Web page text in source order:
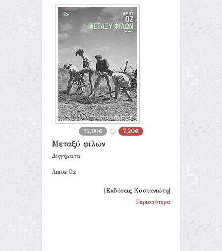
12,00€ 7,20€
Μεταξύ φίλων
Διηγήματα
Amos Oz
[Εκδόσεις Καστανιώτη]
Περισσότερα